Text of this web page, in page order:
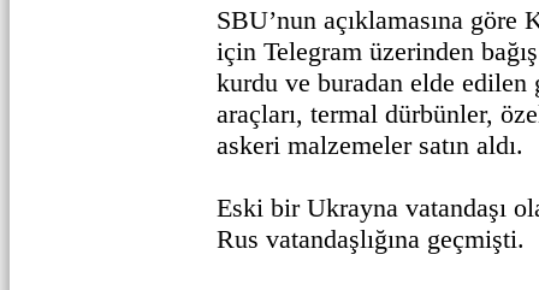
SBU’nun açıklamasına
için Telegram üzerinden
kurdu ve buradan elde edilen
araçları, termal dürbünler,
askeri malzemeler satın aldı.
Eski bir Ukrayna vatandaşı
Rus vatandaşlığına geçmişti.